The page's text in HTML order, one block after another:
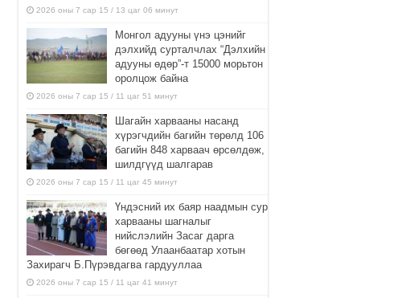
2026 оны 7 сар 15 / 13 цаг 06 минут
Монгол адууны үнэ цэнийг
дэлхийд сурталчлах “Дэлхийн
адууны өдөр”-т 15000 морьтон
оролцож байна
2026 оны 7 сар 15 / 11 цаг 51 минут
Шагайн харвааны насанд
хүрэгчдийн багийн төрөлд 106
багийн 848 харваач өрсөлдөж,
шилдгүүд шалгарав
2026 оны 7 сар 15 / 11 цаг 45 минут
Үндэсний их баяр наадмын сур
харвааны шагналыг
нийслэлийн Засаг дарга
бөгөөд Улаанбаатар хотын
Захирагч Б.Пүрэвдагва гардууллаа
2026 оны 7 сар 15 / 11 цаг 41 минут